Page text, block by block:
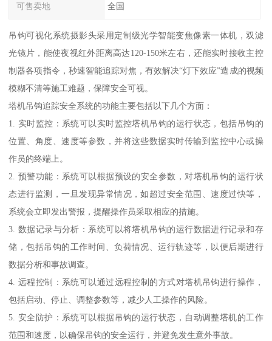
可售卖地 全国
吊钩可视化系统摄影头采用定制级光学智能变焦像素一体机，双滤
光镜片，能使夜视红外距离高达120-150米左右，还能实时接收主控
制器各项指令，秒速智能追踪对焦，有效解决“灯下效应”造成的视频
模糊不清等施工难题，保障安全可视。
塔机吊钩追踪安全系统的功能主要包括以下几个方面：
1. 实时监控：系统可以实时监控塔机吊钩的运行状态，包括吊钩的
位置、角度、速度等参数，并将这些数据实时传输到监控中心或操
作员的终端上。
2. 预警功能：系统可以根据预设的安全参数，对塔机吊钩的运行状
态进行监测，一旦发现异常情况，如超过安全范围、速度过快等，
系统会立即发出警报，提醒操作员采取相应的措施。
3. 数据记录与分析：系统可以将塔机吊钩的运行数据进行记录和存
储，包括吊钩的工作时间、负荷情况、运行轨迹等，以便后期进行
数据分析和事故调查。
4. 远程控制：系统可以通过远程控制的方式对塔机吊钩进行操作，
包括启动、停止、调整参数等，减少人工操作的风险。
5. 安全防护：系统可以根据吊钩的运行状态，自动调整塔机的工作
范围和速度，以确保吊钩的安全运行，并避免发生意外事故。